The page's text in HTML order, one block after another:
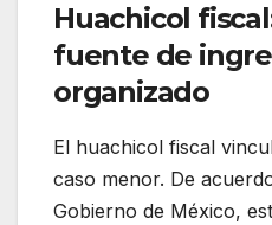
Huachicol
fuente de
organizado
El huachicol fiscal
caso menor. De
Gobierno de México,